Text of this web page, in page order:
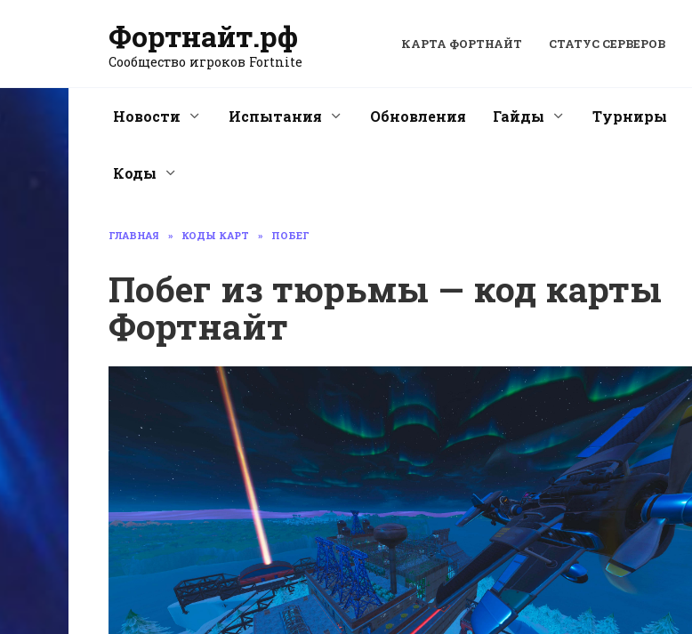
Фортнайт.рф
Сообщество игроков Fortnite
КАРТА ФОРТНАЙТ СТАТУС СЕРВЕРОВ
Новости Испытания Обновления Гайды Турниры
Коды
ГЛАВНАЯ » КОДЫ КАРТ » ПОБЕГ
Побег из тюрьмы — код карты
Фортнайт